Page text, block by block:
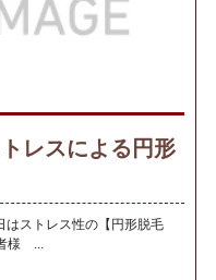
スによる円形
はストレス性の【円形脱毛
様 ...